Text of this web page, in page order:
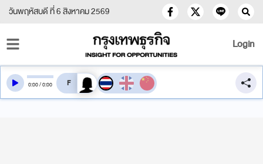
วันพฤหัสบดี ที่ 6 สิงหาคม 2569
Login
0:00/0:00 สลับเสียงอ่าน